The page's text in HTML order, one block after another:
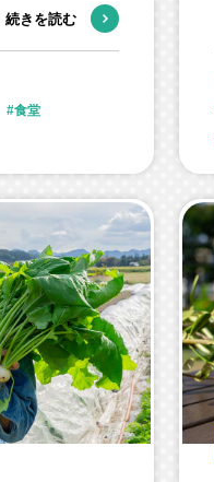
続きを読む
食堂